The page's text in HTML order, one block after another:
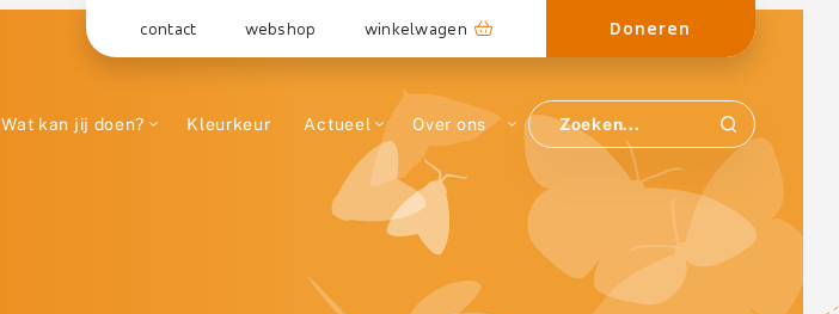
contact webshop winkelwagen Doneren
Wat kan jij doen? Kleurkeur Actueel Over ons